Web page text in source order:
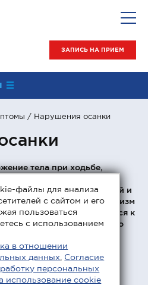
ЗАПИСЬ НА ПРИЕМ
/ Нарушения осанки
тела при ходьбе,
результат образа жизни,
ранее заболеваний и
и других факторов. Организм
время адаптироваться к
но рано или поздно
претерпевает
нарушению осанки.
файлы для анализа
с сайтом и его
пользоваться
с использованием
в отношении
данных Согласие
персональных
использование cookie